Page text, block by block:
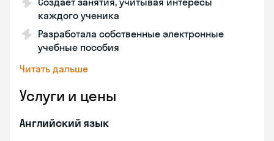
каждого ученика
Разработала собственные электронные
учебные пособия
Читать дальше
Услуги и цены
Английский язык